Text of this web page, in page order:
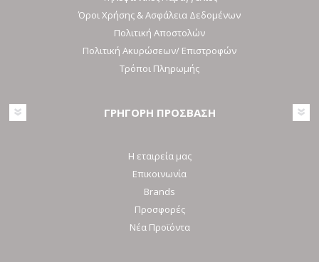
Όροι Χρήσης & Ασφάλεια Δεδομένων
Πολιτική Αποστολών
Πολιτική Ακυρώσεων/ Επιστροφών
Τρόποι Πληρωμής
ΓΡΗΓΟΡΗ ΠΡΟΣΒΑΣΗ
Η εταιρεία μας
Επικοινωνία
Brands
Προσφορές
Νέα Προϊόντα